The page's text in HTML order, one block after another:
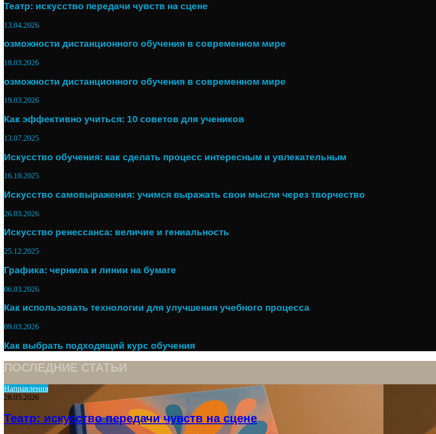
Театр: искусство передачи чувств на сцене
13.04.2026
озможности дистанционного обучения в современном мире
18.03.2026
озможности дистанционного обучения в современном мире
19.03.2026
Как эффективно учиться: 10 советов для учеников
13.07.2025
Искусство обучения: как сделать процесс интересным и увлекательным
16.10.2025
Искусство самовыражения: учимся выражать свои мысли через творчество
26.03.2026
Искусство ренессанса: величие и гениальность
25.12.2025
Графика: чернила и линии на бумаге
06.03.2026
Как использовать технологии для улучшения учебного процесса
09.03.2026
Как выбрать подходящий курс обучения
ПОСЛЕДНИЕ СТАТЬИ
Направления
28.03.2026
Театр: искусство передачи чувств на сцене